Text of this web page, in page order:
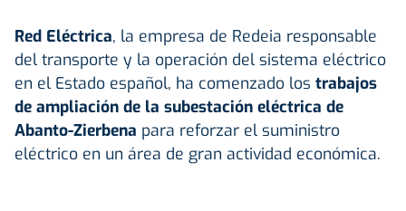
Red Eléctrica, la empresa de Redeia responsable
del transporte y la operación del sistema eléctrico
en el Estado español, ha comenzado los trabajos
de ampliación de la subestación eléctrica de
Abanto-Zierbena para reforzar el suministro
eléctrico en un área de gran actividad económica.